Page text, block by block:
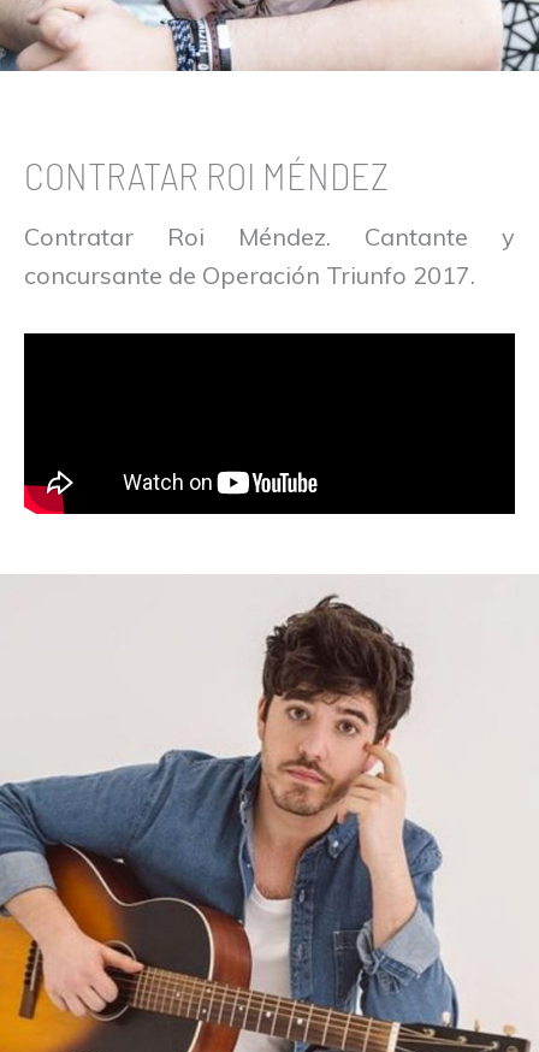
CONTRATAR ROI MÉNDEZ
Contratar Roi Méndez. Cantante y
concursante de Operación Triunfo 2017.